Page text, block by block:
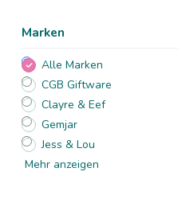
Marken
Alle Marken
CGB Giftware
Clayre & Eef
Gemjar
Jess & Lou
Mehr anzeigen